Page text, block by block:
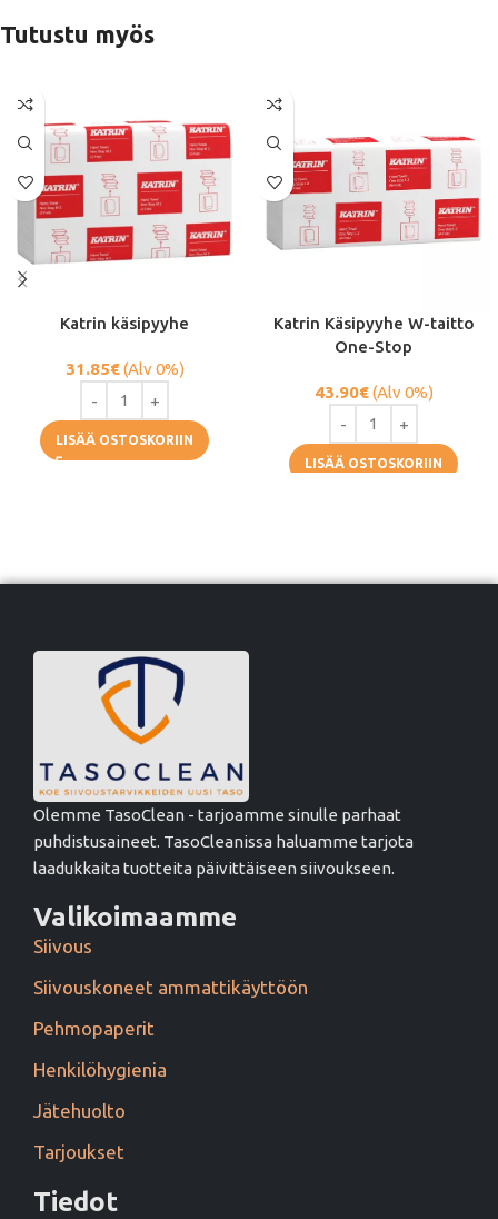
Tutustu myös
Katrin käsipyyhe
31.85€(Alv 0%)
LISÄÄ OSTOSKORIIN
Katrin Käsipyyhe W-taitto
One-Stop
43.90€(Alv 0%)
LISÄÄ OSTOSKORIIN
Olemme TasoClean - tarjoamme sinulle parhaat
puhdistusaineet. TasoCleanissa haluamme tarjota
laadukkaita tuotteita päivittäiseen siivoukseen.
Valikoimaamme
Siivous
Siivouskoneet ammattikäyttöön
Pehmopaperit
Henkilöhygienia
Jätehuolto
Tarjoukset
Tiedot